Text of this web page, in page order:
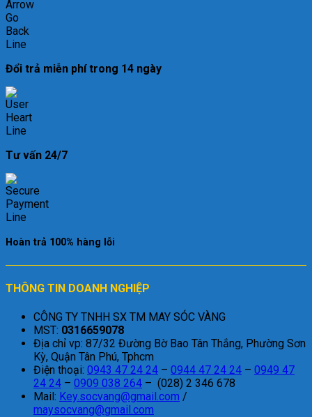
Đổi trả miễn phí trong 14 ngày
Tư vấn 24/7
Hoàn trả 100% hàng lỗi
THÔNG TIN DOANH NGHIỆP
CÔNG TY TNHH SX TM MAY SÓC VÀNG
MST: 0316659078
Địa chỉ vp: 87/32 Đường Bờ Bao Tân Thắng, Phường Sơn
Kỳ, Quận Tân Phú, Tphcm
Điện thoại: 0943 47 24 24 – 0944 47 24 24 – 0949 47
24 24 – 0909 038 264 – (028) 2 346 678
Mail: Key.socvang@gmail.com /
maysocvang@gmail.com